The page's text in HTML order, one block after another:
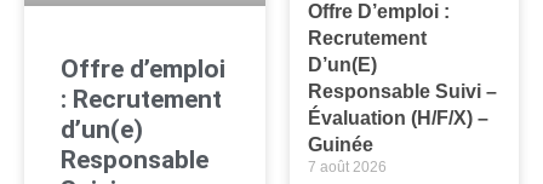
Offre d’emploi
: Recrutement
d’un(e)
Responsable
Offre D’emploi :
Recrutement
D’un(e)
Responsable Suivi –
Évaluation (H/F/X) –
Guinée
7 août 2026